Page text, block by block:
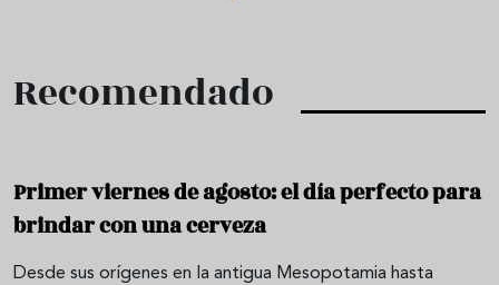
Recomendado
Primer viernes de agosto: el día perfecto para
brindar con una cerveza
Desde sus orígenes en la antigua Mesopotamia hasta